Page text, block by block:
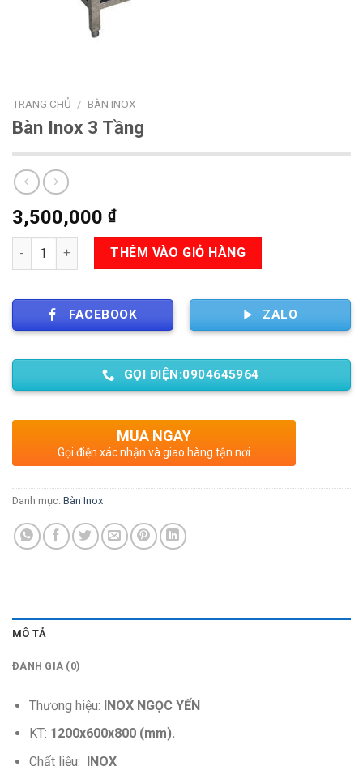
TRANG CHỦ / BÀN INOX
Bàn Inox 3 Tầng
3,500,000 ₫
Số lượng THÊM VÀO GIỎ HÀNG
FACEBOOK ZALO
GỌI ĐIỆN:0904645964
MUA NGAY
Gọi điện xác nhận và giao hàng tận nơi
Danh mục: Bàn Inox
MÔ TẢ
ĐÁNH GIÁ (0)
Thương hiệu: INOX NGỌC YẾN
KT: 1200x600x800 (mm).
Chất liệu: INOX